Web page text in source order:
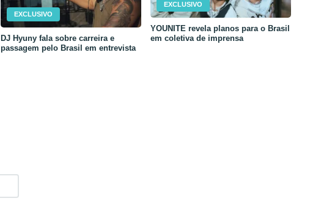
EXCLUSIVO
DJ Hyuny fala sobre carreira e
passagem pelo Brasil em entrevista
EXCLUSIVO
YOUNITE revela planos para o Brasil
em coletiva de imprensa